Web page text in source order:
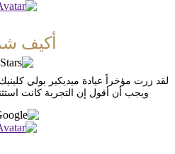
أكيف
لقد زرت مؤخراً عيادة ميديكير بولي
ويجب أن أقول إن التجربة كانت